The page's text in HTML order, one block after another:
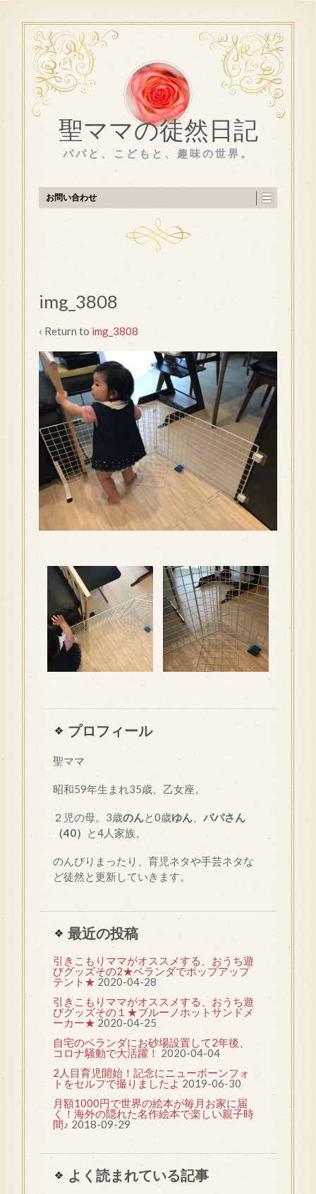
聖ママの徒然日記
パパと、こどもと、趣味の世界。
お問い合わせ
img_3808
‹ Return to img_3808
プロフィール
聖ママ
昭和59年生まれ35歳、乙女座。
２児の母。3歳のんと0歳ゆん
パパさん
（40）
と4人家族。
のんびりまったり、育児ネタや手芸ネタな
ど徒然と更新していきます。
最近の投稿
引きこもりママがオススメする、おうち遊
びグッズその2★ベランダでポップアップ
テント★ 2020-04-28
引きこもりママがオススメする、おうち遊
びグッズその１★ブルーノホットサンドメ
ーカー★ 2020-04-25
自宅のベランダにお砂場設置して2年後、
コロナ騒動で大活躍！ 2020-04-04
2人目育児開始！記念にニューボーンフォ
トをセルフで撮りましたよ 2019-06-30
月額1000円で世界の絵本が毎月お家に届
く！海外の隠れた名作絵本で楽しい親子時
間♪ 2018-09-29
よく読まれている記事